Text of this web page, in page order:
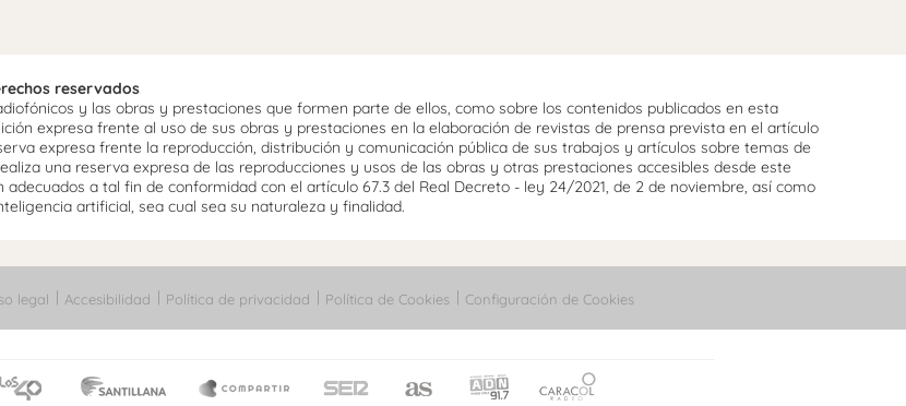
reservados
y las obras y prestaciones que formen parte de ellos, como sobre los contenidos publicados en esta
expresa frente al uso de sus obras y prestaciones en la elaboración de revistas de prensa prevista en el artículo
expresa frente la reproducción, distribución y comunicación pública de sus trabajos y artículos sobre temas de
una reserva expresa de las reproducciones y usos de las obras y otras prestaciones accesibles desde este
a tal fin de conformidad con el artículo 67.3 del Real Decreto - ley 24/2021, de 2 de noviembre, así como
artificial, sea cual sea su naturaleza y finalidad.
legal Accesibilidad Política de privacidad Política de Cookies Configuración de Cookies